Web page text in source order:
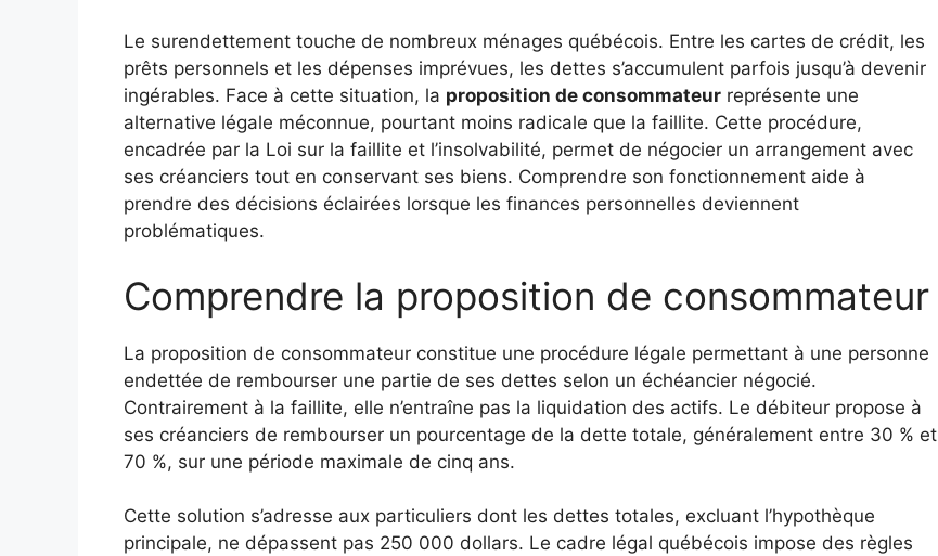
Le surendettement touche de nombreux ménages québécois. Entre les cartes de crédit, les
prêts personnels et les dépenses imprévues, les dettes s’accumulent parfois jusqu’à devenir
ingérables. Face à cette situation, la proposition de consommateur représente une
alternative légale méconnue, pourtant moins radicale que la faillite. Cette procédure,
encadrée par la Loi sur la faillite et l’insolvabilité, permet de négocier un arrangement avec
ses créanciers tout en conservant ses biens. Comprendre son fonctionnement aide à
prendre des décisions éclairées lorsque les finances personnelles deviennent
problématiques.
Comprendre la proposition de consommateur
La proposition de consommateur constitue une procédure légale permettant à une personne
endettée de rembourser une partie de ses dettes selon un échéancier négocié.
Contrairement à la faillite, elle n’entraîne pas la liquidation des actifs. Le débiteur propose à
ses créanciers de rembourser un pourcentage de la dette totale, généralement entre 30 % et
70 %, sur une période maximale de cinq ans.
Cette solution s’adresse aux particuliers dont les dettes totales, excluant l’hypothèque
principale, ne dépassent pas 250 000 dollars. Le cadre légal québécois impose des règles